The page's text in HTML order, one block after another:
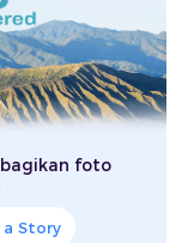
foto
Story